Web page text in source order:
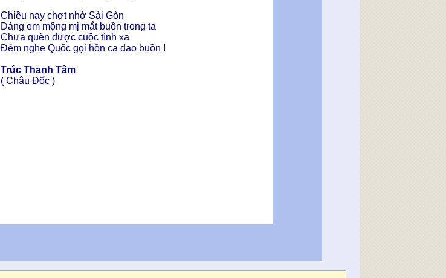
Chiều nay chợt nhớ Sài Gòn
Dáng em mộng mị mắt buồn trong ta
Chưa quên được cuộc tình xa
Đêm nghe Quốc gọi hồn ca dao buồn !
Trúc Thanh Tâm
( Châu Đốc )